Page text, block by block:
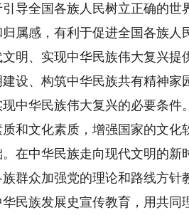
导全国各族人民树立正确的
属感，有利于促进全国各族
明、实现中华民族伟大复兴提
、构筑中华民族共有精神家
中华民族伟大复兴的必要条
和文化素质，增强国家的文
在中华民族走向现代文明的
群众加强党的理论和路线方
民族发展史宣传教育，用共